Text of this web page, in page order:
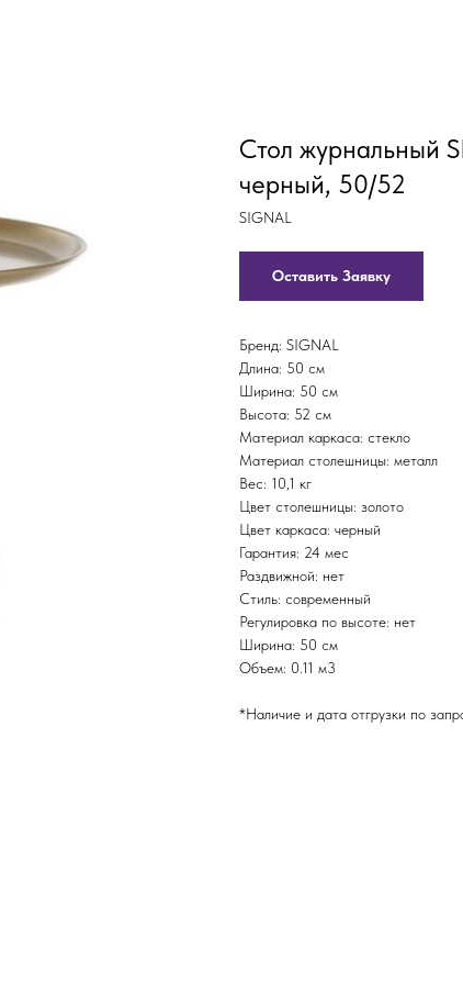
Стол журнальный
черный, 50/52
SIGNAL
Оставить Заявку
Бренд: SIGNAL
Длина: 50 см
Ширина: 50 см
Высота: 52 см
Материал каркаса: стекло
Материал столешницы: металл
Вес: 10,1 кг
Цвет столешницы: золото
Цвет каркаса: черный
Гарантия: 24 мес
Раздвижной: нет
Стиль: современный
Регулировка по высоте: нет
Ширина: 50 см
Объем: 0.11 м3
*Наличие и дата отгрузки по